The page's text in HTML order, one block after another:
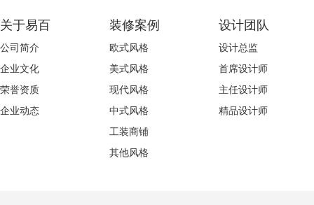
关于易百
公司简介
企业文化
荣誉资质
企业动态
装修案例
欧式风格
美式风格
现代风格
中式风格
工装商铺
其他风格
设计团队
设计总监
首席设计师
主任设计师
精品设计师